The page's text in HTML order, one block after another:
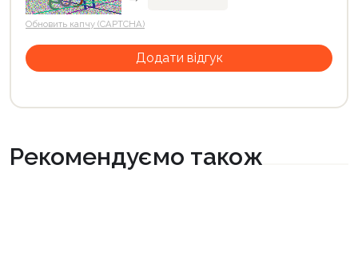
Обновить капчу (CAPTCHA)
Рекомендуємо також